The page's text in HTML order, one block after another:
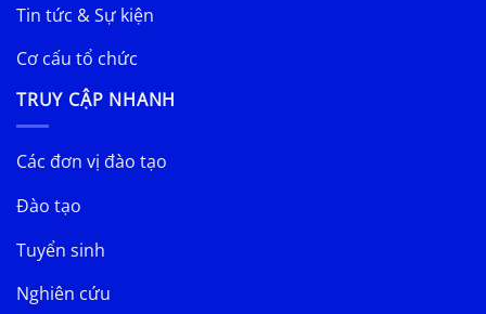
Tin tức & Sự kiện
Cơ cấu tổ chức
TRUY CẬP NHANH
Các đơn vị đào tạo
Đào tạo
Tuyển sinh
Nghiên cứu